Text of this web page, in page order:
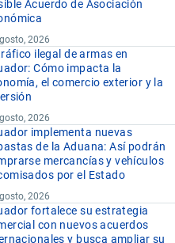
Acuerdo de Asociación
2026
ilegal de armas en
Cómo impacta la
el comercio exterior y la
2026
implementa nuevas
de la Aduana: Así podrán
mercancías y vehículos
por el Estado
2026
fortalece su estrategia
con nuevos acuerdos
y busca ampliar su